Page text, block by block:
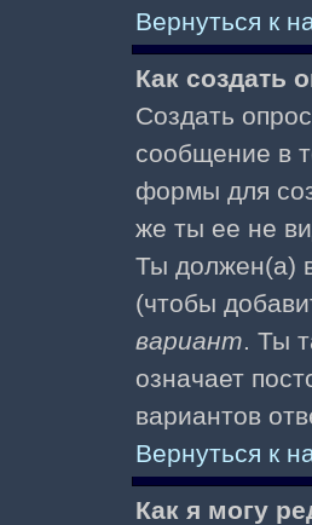
Вернуться к
Как создать
Создать
сообщение в
формы для
же ты ее не
Ты должен(а)
(чтобы
вариант. Ты
означает
вариантов
Вернуться к
Как я могу